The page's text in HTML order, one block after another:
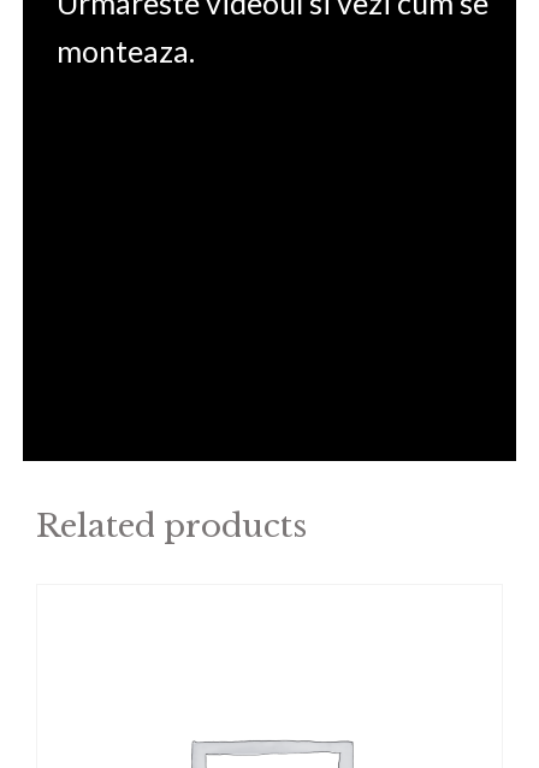
monteaza.
Related products